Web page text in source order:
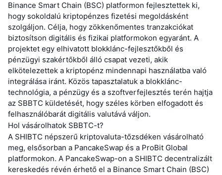
Binance Smart Chain (BSC) platformon fejlesztettek ki,
hogy sokoldalú kriptopénzes fizetési megoldásként
szolgáljon. Célja, hogy zökkenőmentes tranzakciókat
biztosítson digitális és fizikai platformokon egyaránt. A
projektet egy elhivatott blokklánc-fejlesztőkből és
pénzügyi szakértőkből álló csapat vezeti, akik
elkötelezettek a kriptopénz mindennapi használatba való
integrálása iránt. Közös tapasztalatuk a blokklánc-
technológia, a pénzügy és a szoftverfejlesztés terén hajtja
az SBBTC küldetését, hogy széles körben elfogadott és
felhasználóbarát digitális valutává váljon.
Hol vásárolhatok SBBTC-t?
A SHIBTC népszerű kriptovaluta-tőzsdéken vásárolható
meg, elsősorban a PancakeSwap és a ProBit Global
platformokon. A PancakeSwap-on a SHIBTC decentralizált
kereskedés révén érhető el a Binance Smart Chain (BSC)